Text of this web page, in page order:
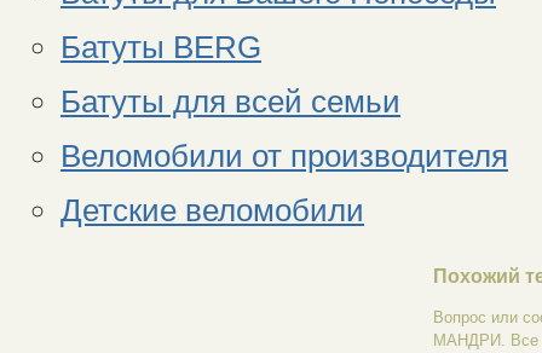
Батуты BERG
Батуты для всей семьи
Веломобили от производителя
Детские веломобили
Похожий
Вопрос или
МАНДРИ. Все